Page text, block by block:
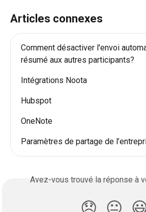
Articles connexes
Comment désactiver l'envoi
résumé aux autres participants?
Intégrations Noota
Hubspot
OneNote
Paramètres de partage de
Avez-vous trouvé la réponse à
😞 😐